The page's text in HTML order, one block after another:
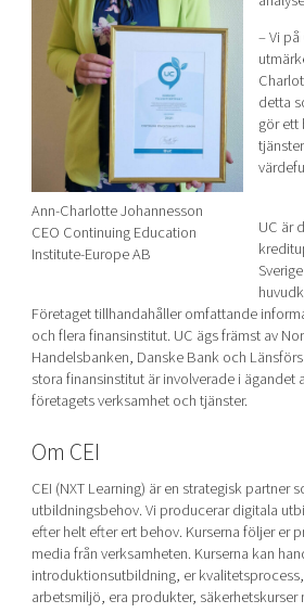
Current offers and activities
Funding opportunities
Our clusters
Reach out to us
Locations
Ann-Charlotte Johannesson
CEO Continuing Education
Institute-Europe AB
– ­Vi
detta
gör ett
UC är
Företaget tillhandahåller omfattande
och flera finansinstitut. UC ägs främst av
Handelsbanken, Danske Bank och
stora finansinstitut är involverade i ägandet
företagets verksamhet och tjänster.
Om CEI
CEI (NXT Learning) är en strategisk partner
utbildningsbehov. Vi producerar digitala
efter helt efter ert behov. Kurserna följer er
media från verksamheten. Kurserna kan
introduktionsutbildning, er
arbetsmiljö, era produkter, säkerhetskurser